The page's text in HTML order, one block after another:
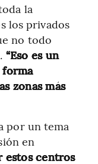
la
los privados
no todo
“Eso es un
forma
zonas más
por un tema
en
estos centros